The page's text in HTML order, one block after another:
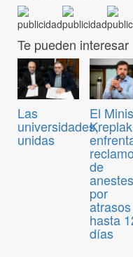
Te pueden interesar
Las
universidades,
unidas
El
Kreplak
reclamo
de
por
hasta
días